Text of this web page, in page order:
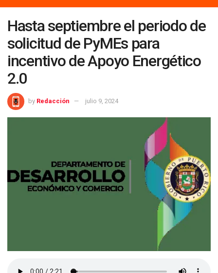
Hasta septiembre el periodo de
solicitud de PyMEs para
incentivo de Apoyo Energético
2.0
by Redacción julio 9, 2024